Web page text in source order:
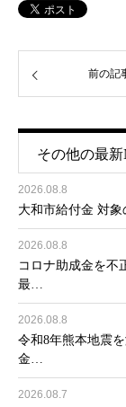
前の記
その他の最新
2026.08.8
大和市給付金 対
2026.08.8
コロナ助成金を不
最…
2026.08.8
令和8年熊本地震
金…
2026.08.7